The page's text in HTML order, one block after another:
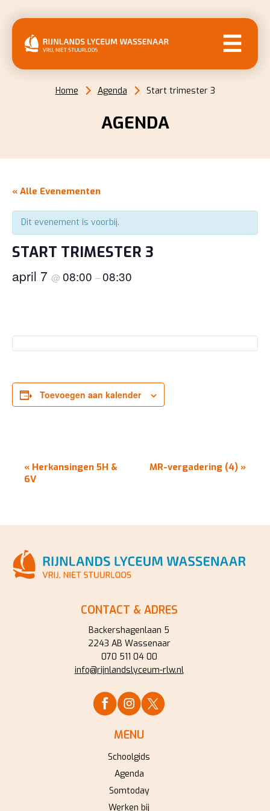
Home Agenda Start trimester 3
AGENDA
« Alle Evenementen
Dit evenement is voorbij.
START TRIMESTER 3
april 7 @ 08:00 –08:30
Toevoegen aan kalender
EVENEMENT
NAVIGATIE
« Herkansingen 5H &
6V
MR-vergadering (4) »
CONTACT & ADRES
Backershagenlaan 5
2243 AB Wassenaar
070 511 04 00
info@rijnlandslyceum-rlw.nl
MENU
Schoolgids
Agenda
Somtoday
Werken bij